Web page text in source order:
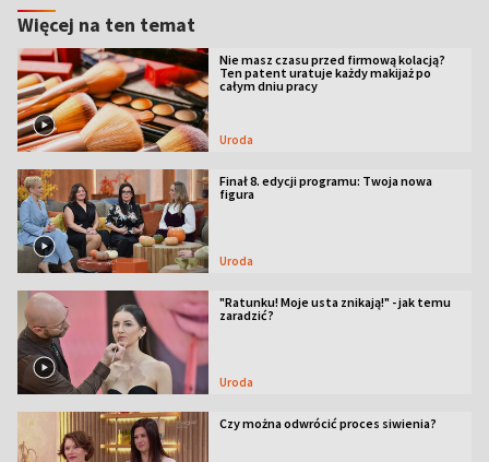
Więcej na ten temat
Nie masz czasu przed firmową kolacją?
Ten patent uratuje każdy makijaż po
całym dniu pracy
Uroda
Finał 8. edycji programu: Twoja nowa
figura
Uroda
"Ratunku! Moje usta znikają!" - jak temu
zaradzić?
Uroda
Czy można odwrócić proces siwienia?